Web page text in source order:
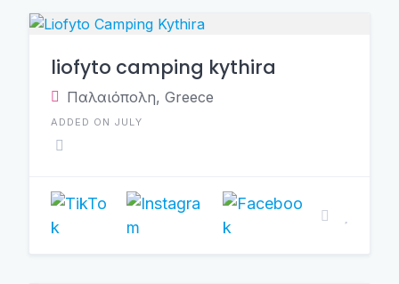
liofyto camping kythira
Παλαιόπολη, Greece
ADDED ON JULY